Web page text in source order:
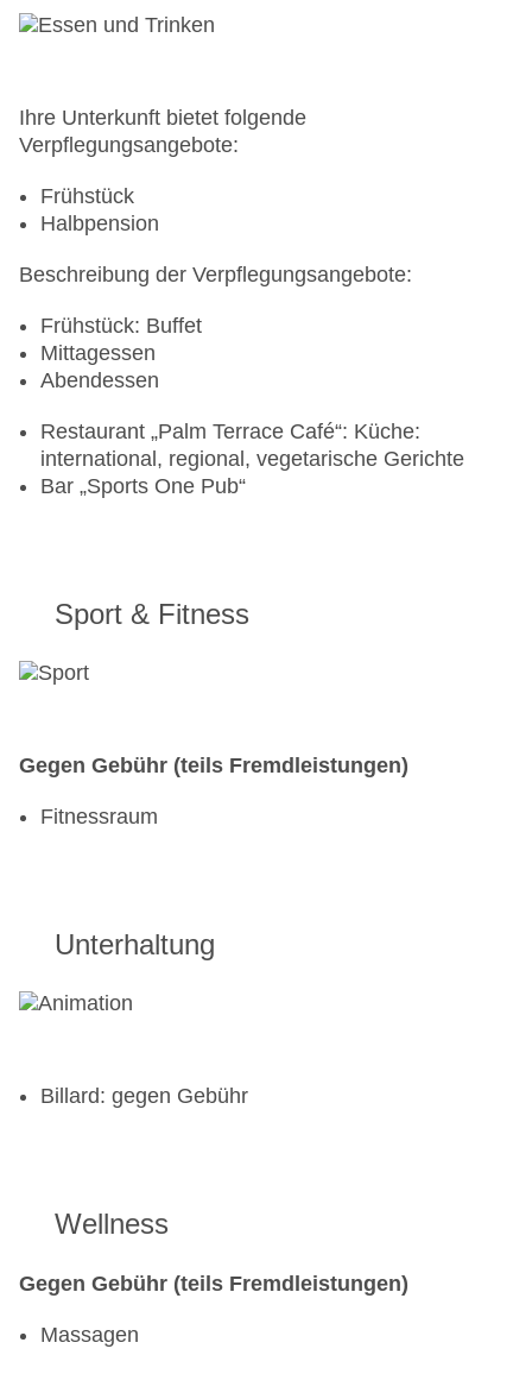
Ihre Unterkunft bietet folgende
Verpflegungsangebote:
Frühstück
Halbpension
Beschreibung der Verpflegungsangebote:
Frühstück: Buffet
Mittagessen
Abendessen
Restaurant „Palm Terrace Café“: Küche:
international, regional, vegetarische Gerichte
Bar „Sports One Pub“
Sport & Fitness
Gegen Gebühr (teils Fremdleistungen)
Fitnessraum
Unterhaltung
Billard: gegen Gebühr
Wellness
Gegen Gebühr (teils Fremdleistungen)
Massagen